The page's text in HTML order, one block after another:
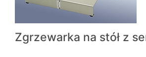
Zgrzewarka na stół z